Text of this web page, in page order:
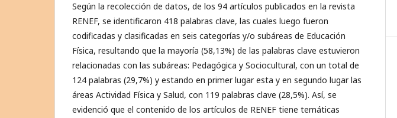
Según la recolección de datos, de los 94 artículos publicados en la revista
RENEF, se identificaron 418 palabras clave, las cuales luego fueron
codificadas y clasificadas en seis categorías y/o subáreas de Educación
Física, resultando que la mayoría (58,13%) de las palabras clave estuvieron
relacionadas con las subáreas: Pedagógica y Sociocultural, con un total de
124 palabras (29,7%) y estando en primer lugar esta y en segundo lugar las
áreas Actividad Física y Salud, con 119 palabras clave (28,5%). Así, se
evidenció que el contenido de los artículos de RENEF tiene temáticas